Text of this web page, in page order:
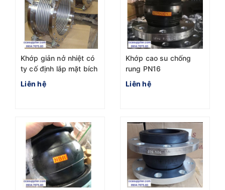
Khớp giản nở nhiệt có
ty cố định lắp mặt bích
Liên hệ
Khớp cao su chống
rung PN16
Liên hệ